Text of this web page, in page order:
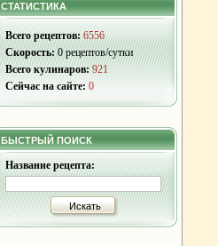
СТАТИСТИКА
Всего рецептов: 6556
Скорость:0 рецептов/сутки
Всего кулинаров: 921
Сейчас на сайте: 0
БЫСТРЫЙ ПОИСК
Название рецепта:
Искать